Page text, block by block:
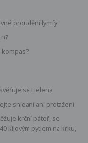
proudění lymfy
kompas?
se Helena
snídani ani protažení
krční páteř, se
kilovým pytlem na krku,